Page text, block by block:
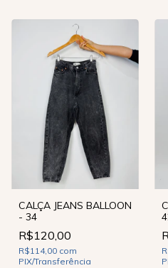
CALÇA JEANS BALLOON
- 34
R$120,00
R$114,00 com
PIX/Transferência